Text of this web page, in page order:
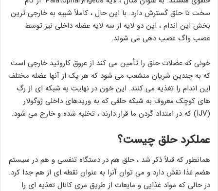
سخت تا حلق گسترش دارد. با این حال ، کاملاً شبیه به خارجی ترین
بخش این اندام ، این دو لایه از سه لایه عضله داخلی نیز توسط
عصب واگ عصب دهی می شوند.
خونی که عضلات حلق را تأمین می کند از عروق کاروتید خارجی است
که به چندین شریان منشعب می شود که هر یک از آنها عضله مختلف
این اندام را تغذیه می کنند. این خون در نهایت به شبکه ای از رگ
های کوچک معروف به شبکه حلقی که به وریدهای داخلی ژوگولار
(IJV) که در امتداد گردن ما قرار دارند ، تخلیه شده و خارج می شود.
عملکرد حلق چیست؟
همانطور که قبلاً ذکر شد ، حلق هم در دستگاه تنفسی و هم در سیستم
هضم غذا نقش دارد و می توان آنرا به عنوان نقطه ای از هم جدا کرد.
در حالی که مواد غذایی و مایعات از طریق مری کانال تغذیه ای را